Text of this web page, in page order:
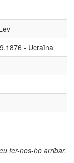
- Ucraïna
fer-nos-ho arribar,